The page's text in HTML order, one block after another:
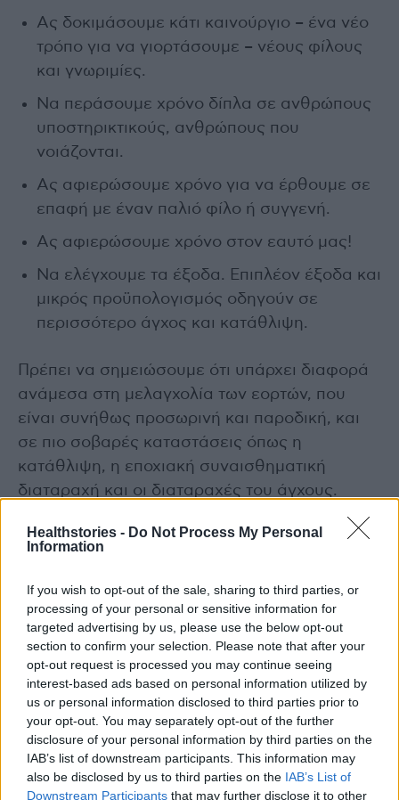
Healthstories - Do Not Process My Personal
Information
If you wish to opt-out of the sale, sharing to third parties, or
processing of your personal or sensitive information for
targeted advertising by us, please use the below opt-out
section to confirm your selection. Please note that after your
opt-out request is processed you may continue seeing
interest-based ads based on personal information utilized by
us or personal information disclosed to third parties prior to
your opt-out. You may separately opt-out of the further
disclosure of your personal information by third parties on the
IAB’s list of downstream participants. This information may
also be disclosed by us to third parties on the IAB’s List of
Downstream Participants that may further disclose it to other
Ας δοκιμάσουμε κάτι καινούργιο – ένα νέο
τρόπο για να γιορτάσουμε – νέους φίλους
και γνωριμίες.
Να περάσουμε χρόνο δίπλα σε ανθρώπους
υποστηρικτικούς, ανθρώπους που
νοιάζονται.
Ας αφιερώσουμε χρόνο για να έρθουμε σε
επαφή με έναν παλιό φίλο ή συγγενή.
Ας αφιερώσουμε χρόνο στον εαυτό μας!
Να ελέγχουμε τα έξοδα. Επιπλέον έξοδα και
μικρός προϋπολογισμός οδηγούν σε
περισσότερο άγχος και κατάθλιψη.
Πρέπει να σημειώσουμε ότι υπάρχει διαφορά
ανάμεσα στη μελαγχολία των εορτών, που
είναι συνήθως προσωρινή και παροδική, και
σε πιο σοβαρές καταστάσεις όπως η
κατάθλιψη, η εποχιακή συναισθηματική
διαταραχή και οι διαταραχές του άγχους.
Και γι’ αυτούς τους ανθρώπους που έχουν ήδη
εορτών μπορεί να κάνει τα πράγματα
χειρότερα.
Διαβάστε επίσης
ΕΟΔΥ: Συμβουλές για την πρόληψη των
τροφιμογενών νοσημάτων την περίοδο των
γιορτών
Γεύμα Αγάπης στο Γηροκομείο Αθηνών